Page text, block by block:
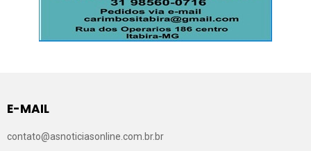
E-MAIL
contato@asnoticiasonline.com.br.br